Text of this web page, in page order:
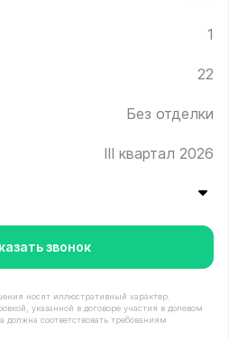
1
22
Без отделки
III квартал 2026
звонок
носят иллюстративный характер.
указанной в договоре участия в долевом
должна соответствовать требованиям